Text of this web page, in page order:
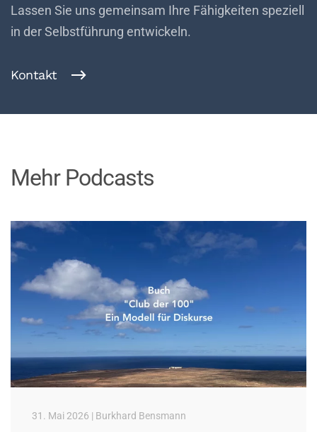
Lassen Sie uns gemeinsam Ihre Fähigkeiten speziell
in der Selbstführung entwickeln.
Kontakt
Mehr Podcasts
31. Mai 2026 | Burkhard Bensmann